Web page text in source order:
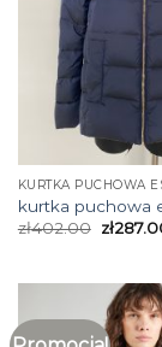
KURTKA PUCHOWA
kurtka puchowa
zł402.00 zł